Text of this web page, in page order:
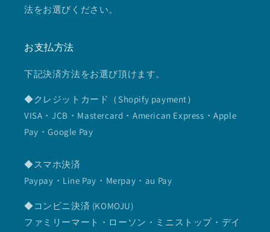
法をお選びください。
お支払方法
下記決済方法をお選び頂けます。
◆クレジットカード（Shopify payment）
VISA・JCB・Mastercard・American Express・Apple
Pay・Google Pay
◆スマホ決済
Paypay・Line Pay・Merpay・au Pay
◆コンビニ決済 (KOMOJU)
ファミリーマート・ローソン・ミニストップ・デイ